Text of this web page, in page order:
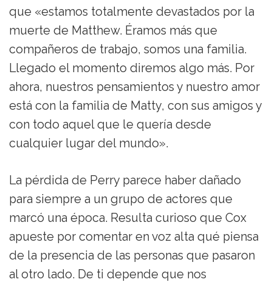
que «estamos totalmente devastados por la
muerte de Matthew. Éramos más que
compañeros de trabajo, somos una familia.
Llegado el momento diremos algo más. Por
ahora, nuestros pensamientos y nuestro amor
está con la familia de Matty, con sus amigos y
con todo aquel que le quería desde
cualquier lugar del mundo».
La pérdida de Perry parece haber dañado
para siempre a un grupo de actores que
marcó una época. Resulta curioso que Cox
apueste por comentar en voz alta qué piensa
de la presencia de las personas que pasaron
al otro lado. De ti depende que nos